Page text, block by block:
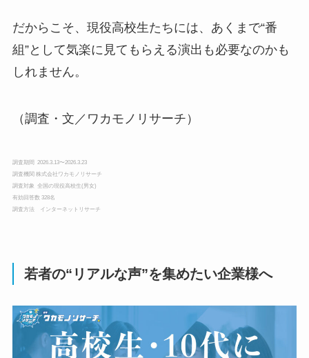
だからこそ、現役高校生たちには、あくまで“番
組”として気楽に見てもらえる演出も必要なのかも
しれません。
（調査・文／ワカモノリサーチ）
調査期間 2026.3.13〜2026.3.23
調査機関 株式会社ワカモノリサーチ
調査対象 全国の現役高校生(男女)
有効回答数 328名
調査方法 インターネットリサーチ
若者の“リアルな声”を集めたい企業様へ